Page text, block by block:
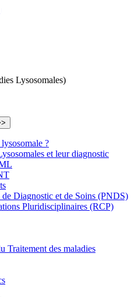
Lysosomales)
lysosomale ?
et leur diagnostic
Diagnostic et de Soins (PNDS)
Pluridisciplinaires (RCP)
Traitement des maladies